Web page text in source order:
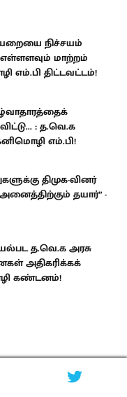
நிச்சயம்
மாற்றம்
எம்.பி திட்டவட்டம்!
: த.வெ.க
எம்.பி!
திமுக-வினர்
தயார்” -
த.வெ.க அரசு
அதிகரிக்கக்
கண்டனம்!
: ஒன்றிய